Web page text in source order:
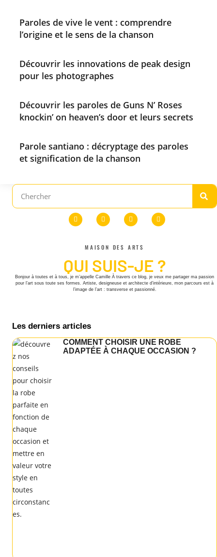
Paroles de vive le vent : comprendre
l’origine et le sens de la chanson
Découvrir les innovations de peak design
pour les photographes
Découvrir les paroles de Guns N’ Roses
knockin’ on heaven’s door et leurs secrets
Parole santiano : décryptage des paroles
et signification de la chanson
MAISON DES ARTS
QUI SUIS-JE ?
Bonjour à toutes et à tous, je m’appelle Camille À travers ce blog, je veux me partager ma passion
pour l’art sous toute ses formes. Artiste, designeuse et architecte d’intérieure, mon parcours est à
l’image de l’art : transverse et passionné.
Les derniers articles
COMMENT CHOISIR UNE ROBE
ADAPTÉE À CHAQUE OCCASION ?